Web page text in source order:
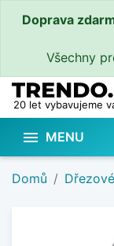
Doprava
Všechny
20 let vybavujeme
 MENU
Domů